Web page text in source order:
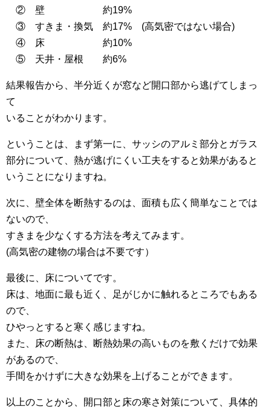
② 壁 約19%
③ すきま・換気 約17% (高気密ではない場合)
④ 床 約10%
⑤ 天井・屋根 約6%
結果報告から、半分近くが窓など開口部から逃げてしまっ
て
いることがわかります。
ということは、まず第一に、サッシのアルミ部分とガラス
部分について、熱が逃げにくい工夫をすると効果があると
いうことになりますね。
次に、壁全体を断熱するのは、面積も広く簡単なことでは
ないので、
すきまを少なくする方法を考えてみます。
(高気密の建物の場合は不要です）
最後に、床についてです。
床は、地面に最も近く、足がじかに触れるところでもある
ので、
ひやっとすると寒く感じますね。
また、床の断熱は、断熱効果の高いものを敷くだけで効果
があるので、
手間をかけずに大きな効果を上げることができます。
以上のことから、開口部と床の寒さ対策について、具体的